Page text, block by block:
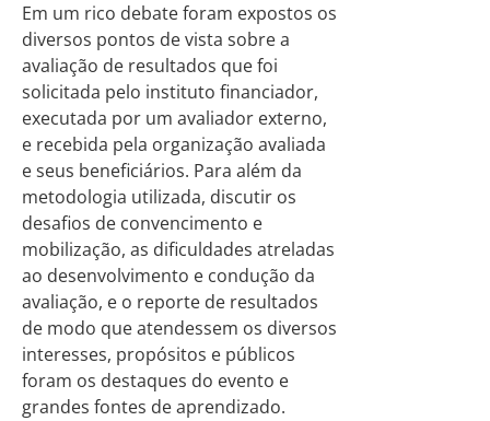
Em um rico debate foram expostos os
diversos pontos de vista sobre a
avaliação de resultados que foi
solicitada pelo instituto financiador,
executada por um avaliador externo,
e recebida pela organização avaliada
e seus beneficiários. Para além da
metodologia utilizada, discutir os
desafios de convencimento e
mobilização, as dificuldades atreladas
ao desenvolvimento e condução da
avaliação, e o reporte de resultados
de modo que atendessem os diversos
interesses, propósitos e públicos
foram os destaques do evento e
grandes fontes de aprendizado.